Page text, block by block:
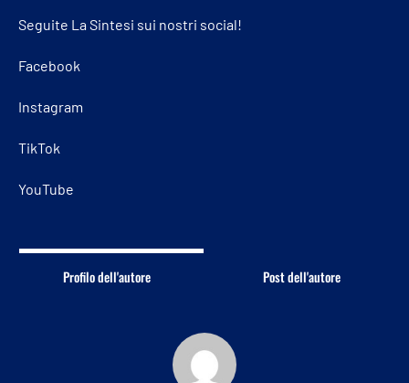
Seguite La Sintesi sui nostri social!
Facebook
Instagram
TikTok
YouTube
Profilo dell'autore Post dell'autore